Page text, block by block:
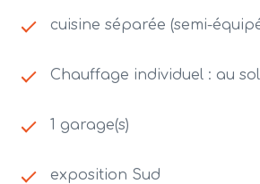
cuisine séparée (semi-
Chauffage individuel : au
1 garage(s)
exposition Sud